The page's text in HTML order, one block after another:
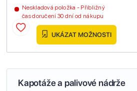
Neskladová položka - Přibližný
čas doručení 30 dní od nákupu
UKÁZAT MOŽNOSTI
Kapotáže a palivové nádrže